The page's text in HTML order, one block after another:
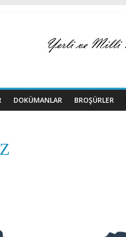
DOKÜMANLAR BROŞÜRLER